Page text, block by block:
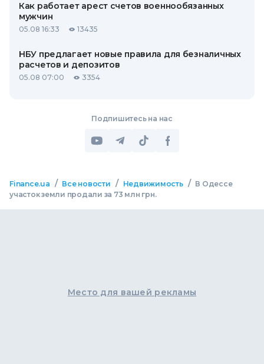
Как работает арест счетов военнообязанных
мужчин
05.08 16:33 13435
НБУ предлагает новые правила для безналичных
расчетов и депозитов
05.08 07:00 3354
Подпишитесь на нас
Finance.ua / Все новости / Недвижимость / В Одессе
участок земли продали за 73 млн грн.
Место для вашей рекламы